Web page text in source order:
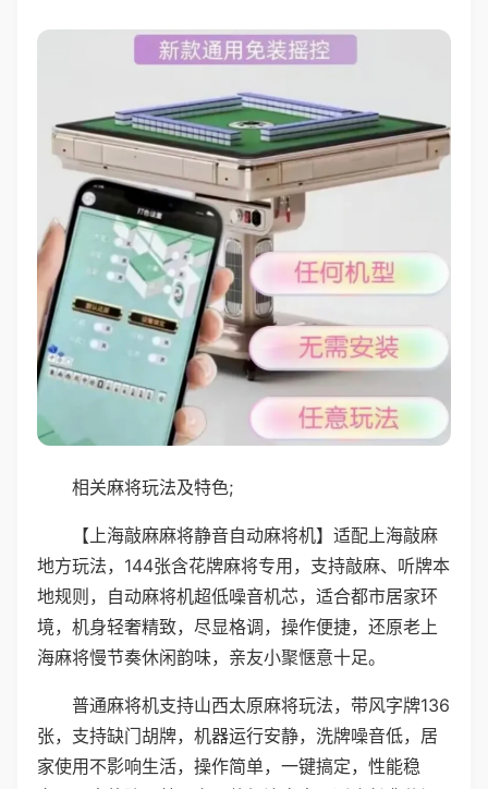
相关麻将玩法及特色;
【上海敲麻麻将静音自动麻将机】适配上海敲麻
地方玩法，144张含花牌麻将专用，支持敲麻、听牌本
地规则，自动麻将机超低噪音机芯，适合都市居家环
境，机身轻奢精致，尽显格调，操作便捷，还原老上
海麻将慢节奏休闲韵味，亲友小聚惬意十足。
普通麻将机支持山西太原麻将玩法，带风字牌136
张，支持缺门胡牌，机器运行安静，洗牌噪音低，居
家使用不影响生活，操作简单，一键搞定，性能稳